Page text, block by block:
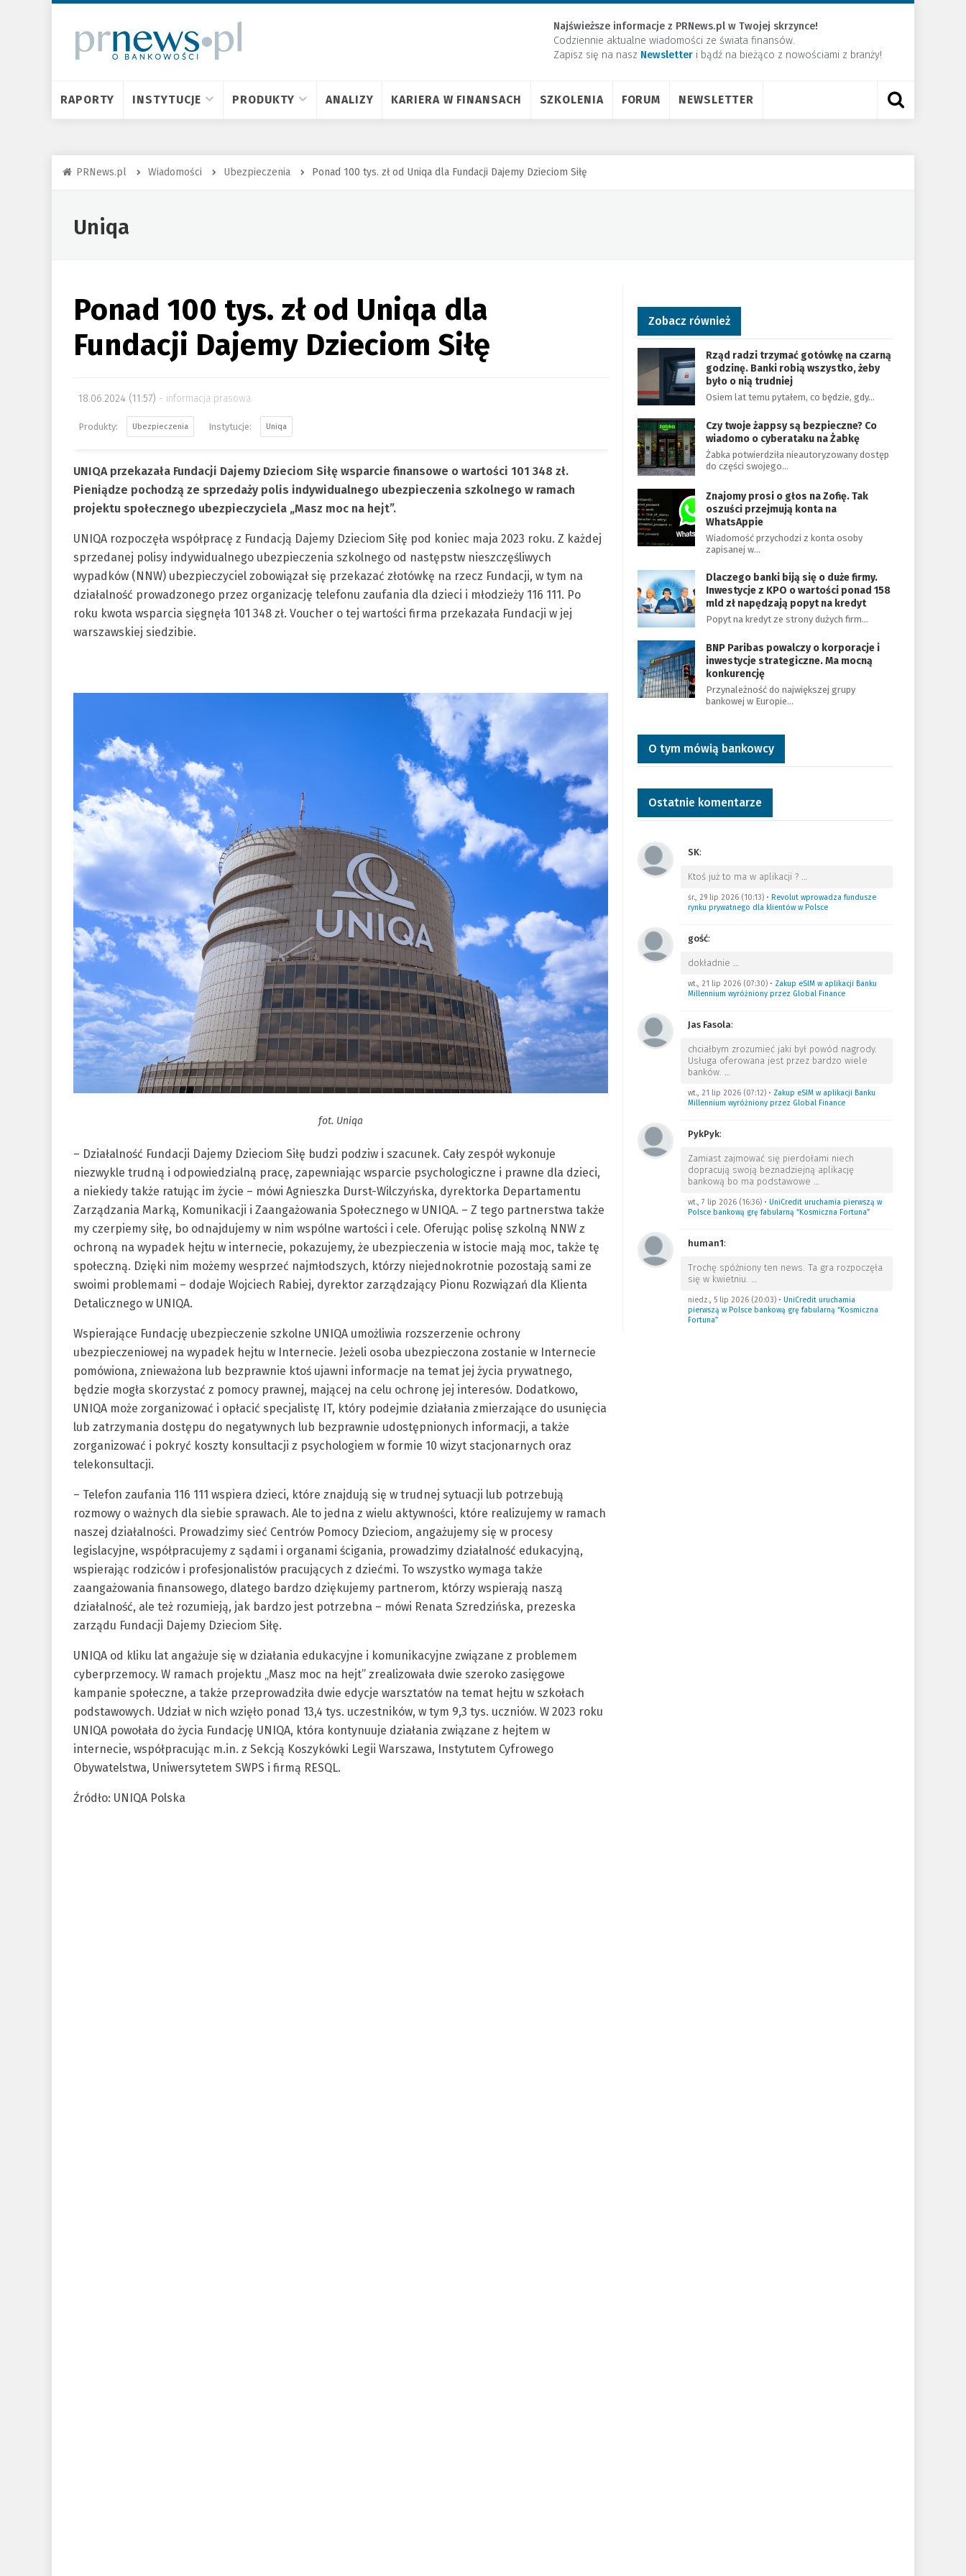
Najświeższe informacje z PRNews.pl w Twojej skrzynce!
Codziennie aktualne wiadomości ze świata finansów.
Zapisz się na nasz Newsletter ​i bądź na bieżąco z nowościami z branży!
RAPORTY INSTYTUCJE PRODUKTY ANALIZY KARIERA W FINANSACH SZKOLENIA FORUM NEWSLETTER
PRNews.pl Wiadomości Ubezpieczenia Ponad 100 tys. zł od Uniqa dla Fundacji Dajemy Dzieciom Siłę
Uniqa
Ponad 100 tys. zł od Uniqa dla
Fundacji Dajemy Dzieciom Siłę
18.06.2024 (11:57) informacja prasowa
Ubezpieczenia Uniqa
UNIQA przekazała Fundacji Dajemy Dzieciom Siłę wsparcie finansowe o wartości 101 348 zł.
Pieniądze pochodzą ze sprzedaży polis indywidualnego ubezpieczenia szkolnego w ramach
projektu społecznego ubezpieczyciela „Masz moc na hejt”.
UNIQA rozpoczęła współpracę z Fundacją Dajemy Dzieciom Siłę pod koniec maja 2023 roku. Z każdej
sprzedanej polisy indywidualnego ubezpieczenia szkolnego od następstw nieszczęśliwych
wypadków (NNW) ubezpieczyciel zobowiązał się przekazać złotówkę na rzecz Fundacji, w tym na
działalność prowadzonego przez organizację telefonu zaufania dla dzieci i młodzieży 116 111. Po
roku kwota wsparcia sięgnęła 101 348 zł. Voucher o tej wartości firma przekazała Fundacji w jej
warszawskiej siedzibie.
fot. Uniqa
– Działalność Fundacji Dajemy Dzieciom Siłę budzi podziw i szacunek. Cały zespół wykonuje
niezwykle trudną i odpowiedzialną pracę, zapewniając wsparcie psychologiczne i prawne dla dzieci,
a niekiedy także ratując im życie – mówi Agnieszka Durst-Wilczyńska, dyrektorka Departamentu
Zarządzania Marką, Komunikacji i Zaangażowania Społecznego w UNIQA. – Z tego partnerstwa także
my czerpiemy siłę, bo odnajdujemy w nim wspólne wartości i cele. Oferując polisę szkolną NNW z
ochroną na wypadek hejtu w internecie, pokazujemy, że ubezpieczenia w istocie mają moc, także tę
społeczną. Dzięki nim możemy wesprzeć najmłodszych, którzy niejednokrotnie pozostają sami ze
swoimi problemami – dodaje Wojciech Rabiej, dyrektor zarządzający Pionu Rozwiązań dla Klienta
Detalicznego w UNIQA.
Wspierające Fundację ubezpieczenie szkolne UNIQA umożliwia rozszerzenie ochrony
ubezpieczeniowej na wypadek hejtu w Internecie. Jeżeli osoba ubezpieczona zostanie w Internecie
pomówiona, znieważona lub bezprawnie ktoś ujawni informacje na temat jej życia prywatnego,
będzie mogła skorzystać z pomocy prawnej, mającej na celu ochronę jej interesów. Dodatkowo,
UNIQA może zorganizować i opłacić specjalistę IT, który podejmie działania zmierzające do usunięcia
lub zatrzymania dostępu do negatywnych lub bezprawnie udostępnionych informacji, a także
zorganizować i pokryć koszty konsultacji z psychologiem w formie 10 wizyt stacjonarnych oraz
telekonsultacji.
– Telefon zaufania 116 111 wspiera dzieci, które znajdują się w trudnej sytuacji lub potrzebują
rozmowy o ważnych dla siebie sprawach. Ale to jedna z wielu aktywności, które realizujemy w ramach
naszej działalności. Prowadzimy sieć Centrów Pomocy Dzieciom, angażujemy się w procesy
legislacyjne, współpracujemy z sądami i organami ścigania, prowadzimy działalność edukacyjną,
wspierając rodziców i profesjonalistów pracujących z dziećmi. To wszystko wymaga także
zaangażowania finansowego, dlatego bardzo dziękujemy partnerom, którzy wspierają naszą
działalność, ale też rozumieją, jak bardzo jest potrzebna – mówi Renata Szredzińska, prezeska
zarządu Fundacji Dajemy Dzieciom Siłę.
UNIQA od kliku lat angażuje się w działania edukacyjne i komunikacyjne związane z problemem
cyberprzemocy. W ramach projektu „Masz moc na hejt” zrealizowała dwie szeroko zasięgowe
kampanie społeczne, a także przeprowadziła dwie edycje warsztatów na temat hejtu w szkołach
podstawowych. Udział w nich wzięło ponad 13,4 tys. uczestników, w tym 9,3 tys. uczniów. W 2023 roku
UNIQA powołała do życia Fundację UNIQA, która kontynuuje działania związane z hejtem w
internecie, współpracując m.in. z Sekcją Koszykówki Legii Warszawa, Instytutem Cyfrowego
Obywatelstwa, Uniwersytetem SWPS i firmą RESQL.
Źródło: UNIQA Polska
Zobacz również
Rząd radzi trzymać gotówkę na czarną
godzinę. Banki robią wszystko, żeby
było o nią trudniej
Osiem lat temu pytałem, co będzie, gdy…
Czy twoje żappsy są bezpieczne? Co
wiadomo o cyberataku na Żabkę
Żabka potwierdziła nieautoryzowany dostęp
do części swojego…
Znajomy prosi o głos na Zofię. Tak
oszuści przejmują konta na
WhatsAppie
Wiadomość przychodzi z konta osoby
zapisanej w…
Dlaczego banki biją się o duże firmy.
Inwestycje z KPO o wartości ponad 158
mld zł napędzają popyt na kredyt
Popyt na kredyt ze strony dużych firm…
BNP Paribas powalczy o korporacje i
inwestycje strategiczne. Ma mocną
konkurencję
Przynależność do największej grupy
bankowej w Europie…
O tym mówią bankowcy
Ostatnie komentarze
SK:
Ktoś już to ma w aplikacji ? …
śr., 29 lip 2026 (10:13)• Revolut wprowadza fundusze
rynku prywatnego dla klientów w Polsce
gość:
dokładnie …
wt., 21 lip 2026 (07:30)• Zakup eSIM w aplikacji Banku
Millennium wyróżniony przez Global Finance
Jas Fasola:
chciałbym zrozumieć jaki był powód nagrody.
Usługa oferowana jest przez bardzo wiele
banków. …
wt., 21 lip 2026 (07:12)• Zakup eSIM w aplikacji Banku
Millennium wyróżniony przez Global Finance
PykPyk:
Zamiast zajmować się pierdołami niech
dopracują swoją beznadziejną aplikację
bankową bo ma podstawowe …
wt., 7 lip 2026 (16:36)• UniCredit uruchamia pierwszą w
Polsce bankową grę fabularną “Kosmiczna Fortuna”
human1:
Trochę spóźniony ten news. Ta gra rozpoczęła
się w kwietniu. …
niedz., 5 lip 2026 (20:03)• UniCredit uruchamia
pierwszą w Polsce bankową grę fabularną “Kosmiczna
Fortuna”